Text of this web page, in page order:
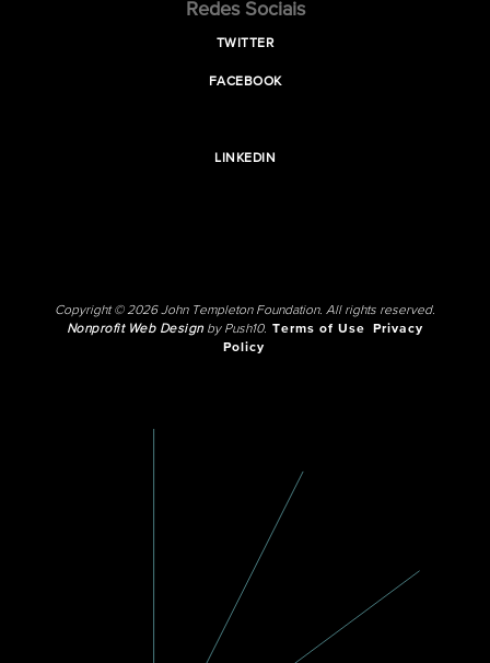
Redes Sociais
TWITTER
FACEBOOK
LINKEDIN
Copyright © 2026 John Templeton Foundation. All rights reserved.
Nonprofit Web Designby Push10. Terms of Use
Privacy
Policy